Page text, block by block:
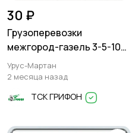
30 ₽
Грузоперевозки
межгород-газель 3-5-10
тонн
Урус-Мартан
2 месяца назад
ТСК ГРИФОН